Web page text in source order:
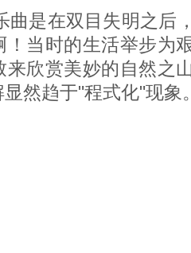
曲是在双目失明之后
！当时的生活举步为
来欣赏美妙的自然之
然趋于"程式化"现象